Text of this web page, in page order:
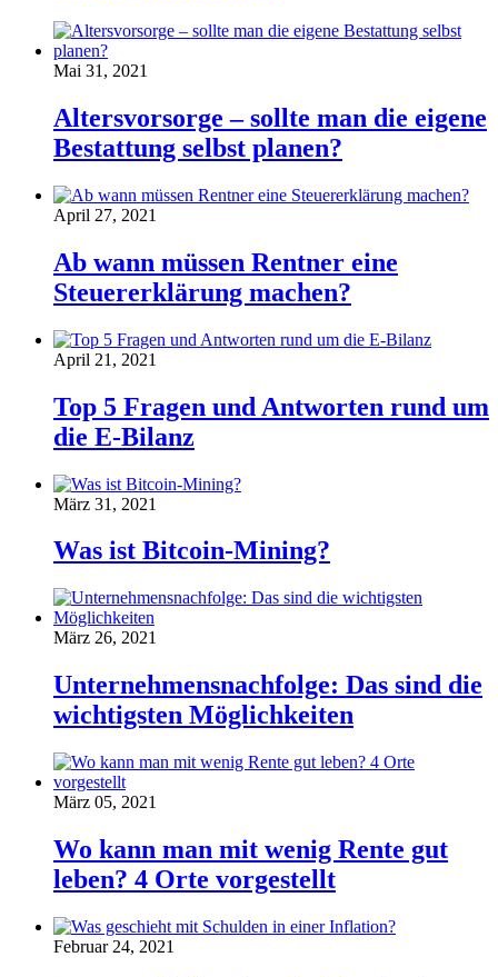
Mai 31, 2021
Altersvorsorge – sollte man die eigene
Bestattung selbst planen?
April 27, 2021
Ab wann müssen Rentner eine
Steuererklärung machen?
April 21, 2021
Top 5 Fragen und Antworten rund um
die E-Bilanz
März 31, 2021
Was ist Bitcoin-Mining?
März 26, 2021
Unternehmensnachfolge: Das sind die
wichtigsten Möglichkeiten
März 05, 2021
Wo kann man mit wenig Rente gut
leben? 4 Orte vorgestellt
Februar 24, 2021